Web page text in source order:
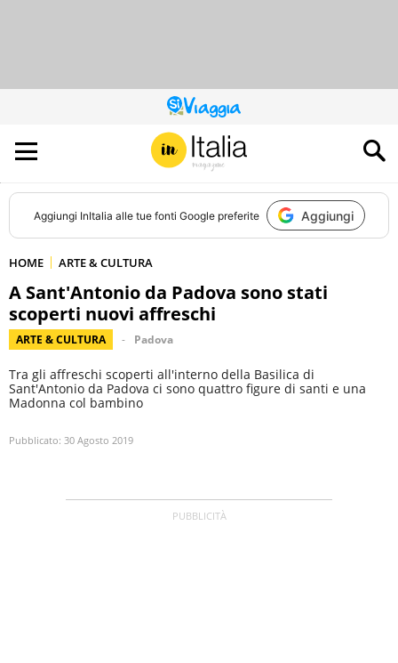
QUESTO
SITO
CONTRIBUISCE
ALL’AUDIENCE
DI
Aggiungi InItalia alle tue fonti Google preferite Aggiungi
HOME ARTE & CULTURA
A Sant'Antonio da Padova sono stati
scoperti nuovi affreschi
ARTE & CULTURA Padova
Tra gli affreschi scoperti all'interno della Basilica di
Sant'Antonio da Padova ci sono quattro figure di santi e una
Madonna col bambino
Pubblicato: 30 Agosto 2019